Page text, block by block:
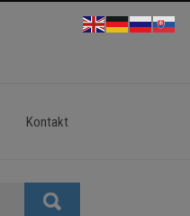
Kontakt